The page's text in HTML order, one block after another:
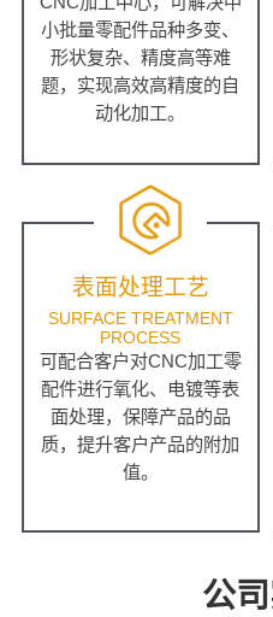
小批量零配件品种多变、
形状复杂、精度高等难
题，实现高效高精度的自
动化加工。
表面处理工艺
SURFACE TREATMENT
PROCESS
可配合客户对CNC加工零
配件进行氧化、电镀等表
面处理，保障产品的品
质，提升客户产品的附加
值。
公